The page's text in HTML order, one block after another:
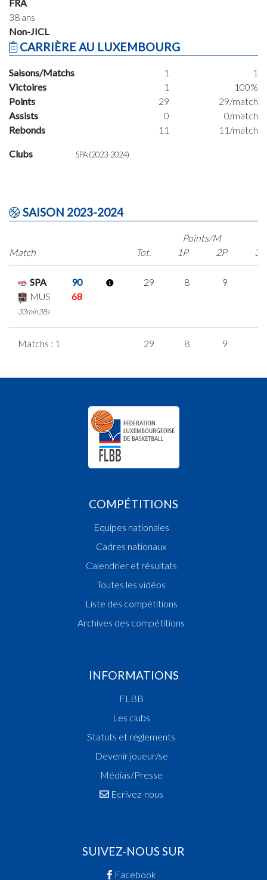
FRA
38 ans
Non-JICL
CARRIÈRE AU LUXEMBOURG
Saisons/Matchs 1
1
Victoires
1
100%
Points
29
29/match
Assists
0
0/match
Rebonds
11 11/match
Clubs SPA (2023-2024)
SAISON 2023-2024
Match
Points/M
Tot.
1P 2P 3P
SPA
90
MUS
68
33min38s
29 8 9
Matchs : 1 29 8 9
COMPÉTITIONS
Equipes nationales
Cadres nationaux
Calendrier et résultats
Toutes les vidéos
Liste des compétitions
Archives des compétitions
INFORMATIONS
FLBB
Les clubs
Statuts et réglements
Devenir joueur/se
Médias/Presse
Ecrivez-nous
SUIVEZ-NOUS SUR
Facebook